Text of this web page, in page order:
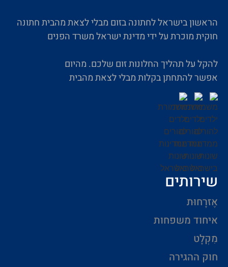
הראשון בישראל לחתונה בזום מבלי לצאת מהבית חתונה
חוקית מוכרת על ידי מדינת ישראל משרד הפנים
להקל על תהליך החלונות זום שלכם. מהיום
אפשר להתחתן בקלות מבלי לצאת מהבית
שירותים
אֶזרָחוּת
איחוד משפחות
מִקְלָט
חוק ההגירה